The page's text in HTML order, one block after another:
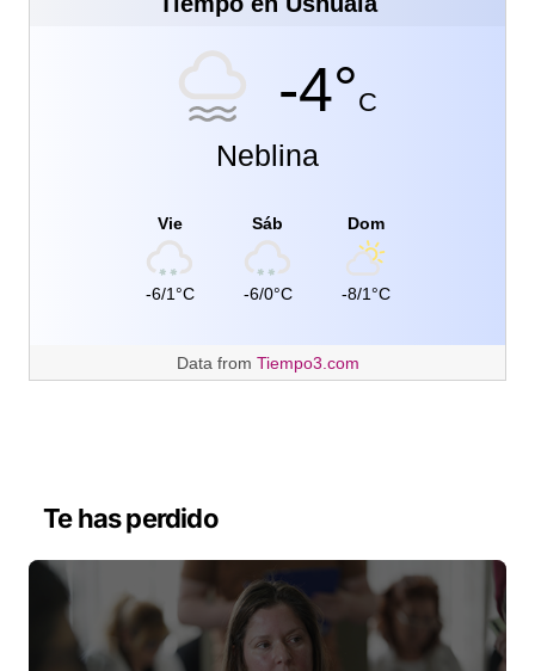
-4°C
Neblina
Vie
-6/1°C
Sáb
-6/0°C
Dom
-8/1°C
Data from Tiempo3.com
Te has perdido